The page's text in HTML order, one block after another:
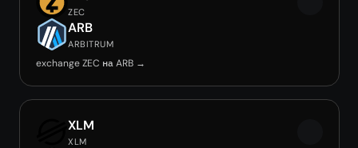
ZEC
ARB
ARBITRUM
exchange ZEC на ARB →
XLM
XLM